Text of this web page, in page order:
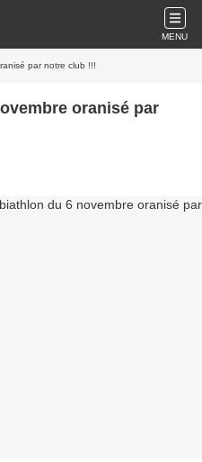
MENU
par notre club !!!
oranisé par